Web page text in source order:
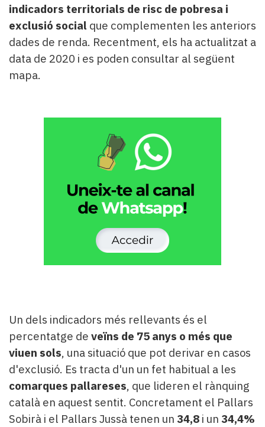
indicadors territorials de risc de pobresa i
exclusió social que complementen les anteriors
dades de renda. Recentment, els ha actualitzat a
data de 2020 i es poden consultar al següent
mapa.
Un dels indicadors més rellevants és el
percentatge de veïns de 75 anys o més que
viuen sols, una situació que pot derivar en casos
d'exclusió. Es tracta d'un un fet habitual a les
comarques pallareses, que lideren el rànquing
català en aquest sentit. Concretament el Pallars
Sobirà i el Pallars Jussà tenen un 34,8 i un 34,4%